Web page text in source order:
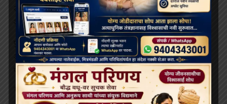
आत्मनिर्भरता विकसित करू शकतो. हळुहळू, आपली मने उघडतील, आनंद
आणि शांततेची आपली क्षमता वाढवेल.
पुढच्या वेळी जेव्हा तुम्हाला संघर्ष करताना दिसाल तेव्हा बुद्धाच्या
अवतरणांपैकी एक आठवा. हे कालातीत शहाणपण हळुवारपणे तुम्हाला
प्रबुद्ध मार्गाकडे मार्गदर्शन करू द्या, एका वेळी एक सावध पाऊल.
Buddhist Story